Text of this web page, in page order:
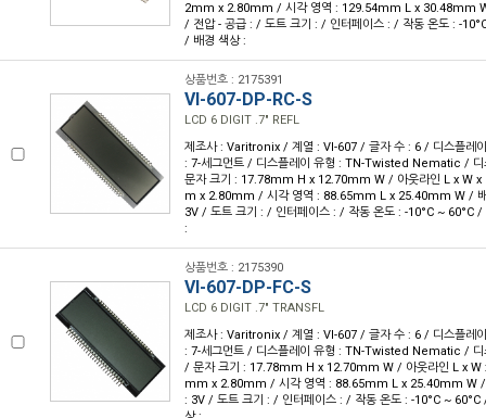
2mm x 2.80mm / 시각 영역 : 129.54mm L x 30.48mm
/ 전압 - 공급 : / 도트 크기 : / 인터페이스 : / 작동 온도 : -
/ 배경 색상 :
상품번호 : 2175391
VI-607-DP-RC-S
LCD 6 DIGIT .7" REFL
제조사 : Varitronix / 계열 : VI-607 / 글자 수 : 6 / 디스플레
: 7-세그먼트 / 디스플레이 유형 : TN-Twisted Nematic / 디
문자 크기 : 17.78mm H x 12.70mm W / 아웃라인 L x W
m x 2.80mm / 시각 영역 : 88.65mm L x 25.40mm W / 배
3V / 도트 크기 : / 인터페이스 : / 작동 온도 : -10°C ~ 60°C
:
상품번호 : 2175390
VI-607-DP-FC-S
LCD 6 DIGIT .7" TRANSFL
제조사 : Varitronix / 계열 : VI-607 / 글자 수 : 6 / 디스플레
: 7-세그먼트 / 디스플레이 유형 : TN-Twisted Nematic / 디
/ 문자 크기 : 17.78mm H x 12.70mm W / 아웃라인 L x
mm x 2.80mm / 시각 영역 : 88.65mm L x 25.40mm W /
: 3V / 도트 크기 : / 인터페이스 : / 작동 온도 : -10°C ~